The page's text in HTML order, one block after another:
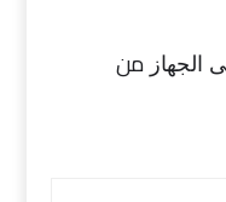
ﺍﻟﺠﻬﺎﺯﻣﻦ